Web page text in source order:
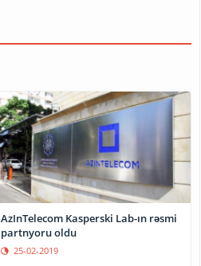
AzInTelecom Kasperski Lab-ın rəsmi
partnyoru oldu
25-02-2019